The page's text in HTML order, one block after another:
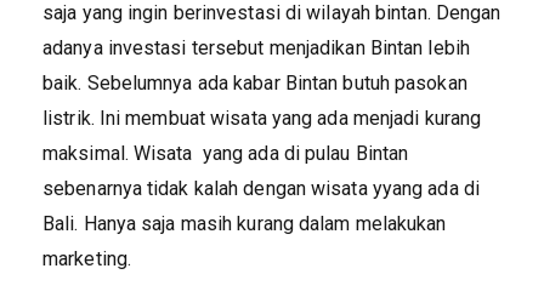
saja yang ingin berinvestasi di wilayah bintan. Dengan
adanya investasi tersebut menjadikan Bintan lebih
baik. Sebelumnya ada kabar Bintan butuh pasokan
listrik. Ini membuat wisata yang ada menjadi kurang
maksimal. Wisata yang ada di pulau Bintan
sebenarnya tidak kalah dengan wisata yyang ada di
Bali. Hanya saja masih kurang dalam melakukan
marketing.